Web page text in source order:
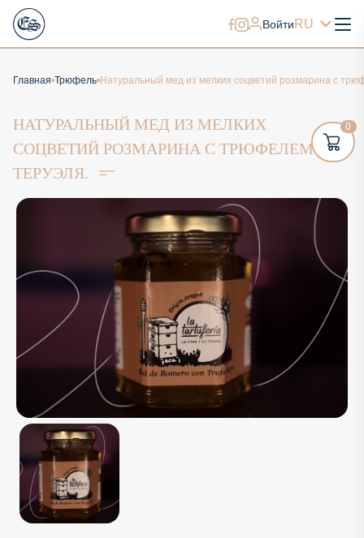
Войти RU
Главная Трюфель Натуральный мед из мелких соцветий розмарина с
НАТУРАЛЬНЫЙ МЕД ИЗ МЕЛКИХ
СОЦВЕТИЙ РОЗМАРИНА С ТРЮФЕЛЕМ ИЗ
ТЕРУЭЛЯ.
0